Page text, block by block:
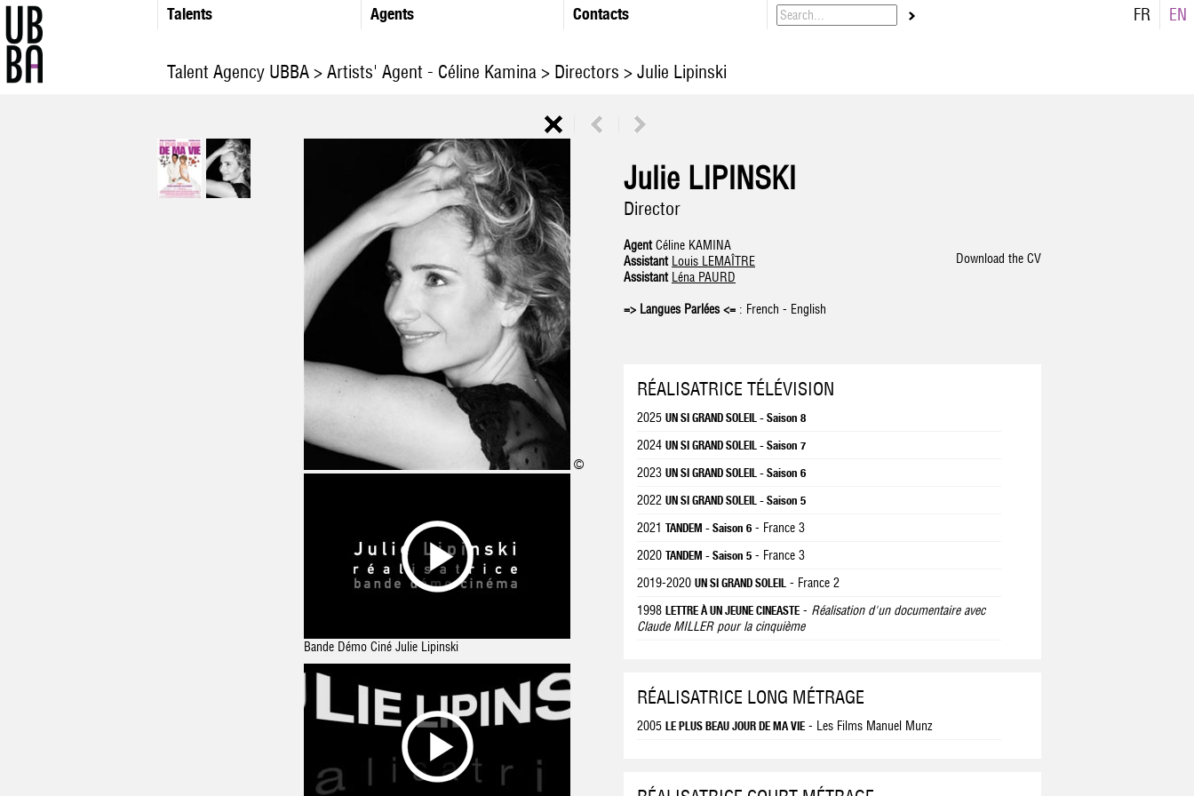
Talents Agents Contacts FR EN
Talent Agency UBBA>Artists' Agent - Céline Kamina > Directors> Julie Lipinski
©
Bande Démo Ciné Julie Lipinski
Julie LIPINSKI
Director
AgentCéline KAMINA
Assistant Louis LEMAÎTRE
Assistant Léna PAURD
Download the CV
=> Langues Parlées <= : French - English
RÉALISATRICE TÉLÉVISION
2025 UN SI GRAND SOLEIL - Saison 8
2024 UN SI GRAND SOLEIL - Saison 7
2023 UN SI GRAND SOLEIL - Saison 6
2022 UN SI GRAND SOLEIL - Saison 5
2021 TANDEM - Saison 6 - France 3
2020 TANDEM - Saison 5 - France 3
2019-2020 UN SI GRAND SOLEIL - France 2
1998 LETTRE À UN JEUNE CINEASTE - Réalisation d'un documentaire avec
Claude MILLER pour la cinquième
RÉALISATRICE LONG MÉTRAGE
2005 LE PLUS BEAU JOUR DE MA VIE - Les Films Manuel Munz